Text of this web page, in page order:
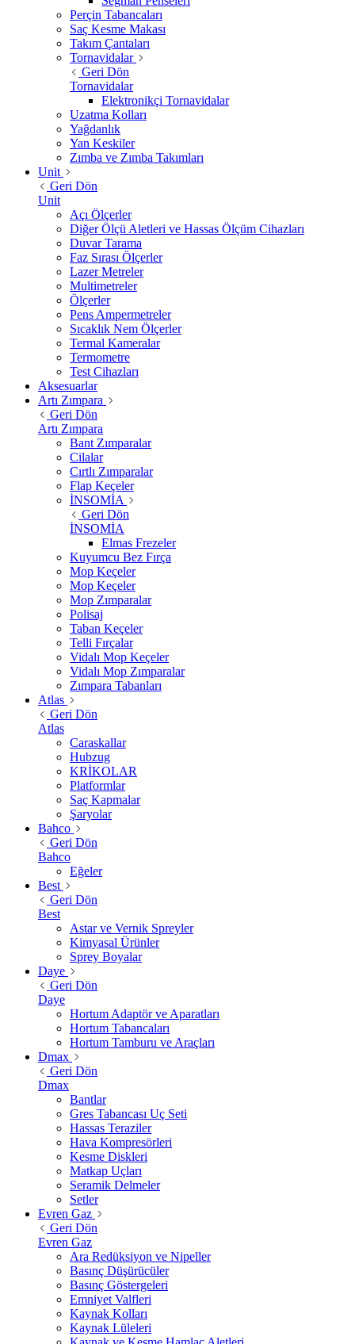
Perçin Tabancaları
Saç Kesme Makası
Takım Çantaları
Tornavidalar
Geri Dön
Tornavidalar
Elektronikçi Tornavidalar
Uzatma Kolları
Yağdanlık
Yan Keskiler
Zımba ve Zımba Takımları
Unit
Geri Dön
Unit
Açı Ölçerler
Diğer Ölçü Aletleri ve Hassas Ölçüm Cihazları
Duvar Tarama
Faz Sırası Ölçerler
Lazer Metreler
Multimetreler
Ölçerler
Pens Ampermetreler
Sıcaklık Nem Ölçerler
Termal Kameralar
Termometre
Test Cihazları
Aksesuarlar
Artı Zımpara
Geri Dön
Artı Zımpara
Bant Zımparalar
Cilalar
Cırtlı Zımparalar
Flap Keçeler
İNSOMİA
Geri Dön
İNSOMİA
Elmas Frezeler
Kuyumcu Bez Fırça
Mop Keçeler
Mop Keçeler
Mop Zımparalar
Polisaj
Taban Keçeler
Telli Fırçalar
Vidalı Mop Keçeler
Vidalı Mop Zımparalar
Zımpara Tabanları
Atlas
Geri Dön
Atlas
Caraskallar
Hubzug
KRİKOLAR
Platformlar
Saç Kapmalar
Şaryolar
Bahco
Geri Dön
Bahco
Eğeler
Best
Geri Dön
Best
Astar ve Vernik Spreyler
Kimyasal Ürünler
Sprey Boyalar
Daye
Geri Dön
Daye
Hortum Adaptör ve Aparatları
Hortum Tabancaları
Hortum Tamburu ve Araçları
Dmax
Geri Dön
Dmax
Bantlar
Gres Tabancası Uç Seti
Hassas Teraziler
Hava Kompresörleri
Kesme Diskleri
Matkap Uçları
Seramik Delmeler
Setler
Evren Gaz
Geri Dön
Evren Gaz
Ara Redüksiyon ve Nipeller
Basınç Düşürücüler
Basınç Göstergeleri
Emniyet Valfleri
Kaynak Kolları
Kaynak Lüleleri